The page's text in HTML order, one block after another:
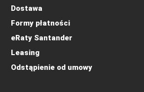
Dostawa
Formy płatności
eRaty Santander
Leasing
Odstąpienie od umowy